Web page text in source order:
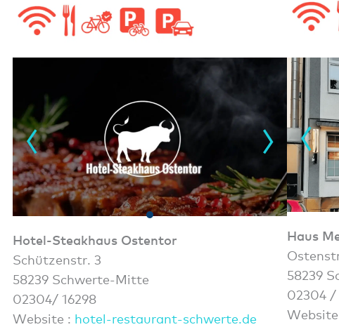
Hotel-Steakhaus Ostentor
Schützenstr. 3
58239 Schwerte-Mitte
02304/ 16298
Website : hotel-restaurant-schwerte.de
Haus
58239
02304 /